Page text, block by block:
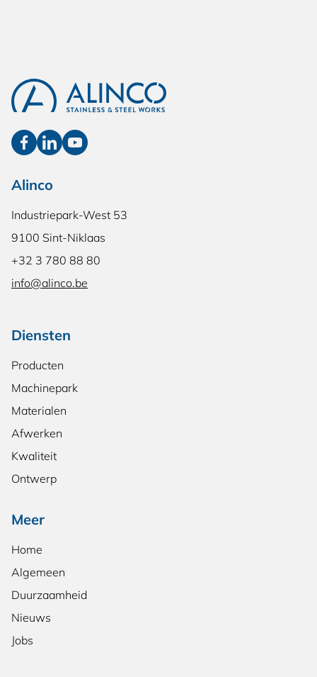
Alinco
Industriepark-West 53
9100 Sint-Niklaas
+32 3 780 88 80
info@alinco.be
Diensten
Producten
Machinepark
Materialen
Afwerken
Kwaliteit
Ontwerp
Meer
Home
Algemeen
Duurzaamheid
Nieuws
Jobs